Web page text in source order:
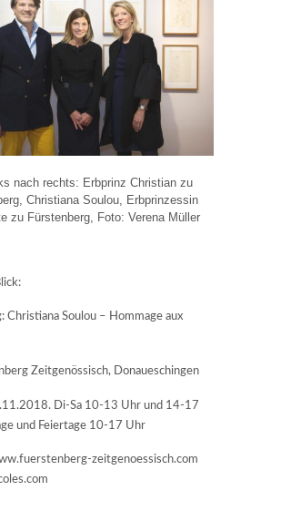
nach rechts: Erbprinz Christian zu
Christiana Soulou, Erbprinzessin
zu Fürstenberg, Foto: Verena Müller
Christiana Soulou – Hommage aux
Zeitgenössisch, Donaueschingen
Di-Sa 10-13 Uhr und 14-17
und Feiertage 10-17 Uhr
zeitgenoessisch.com